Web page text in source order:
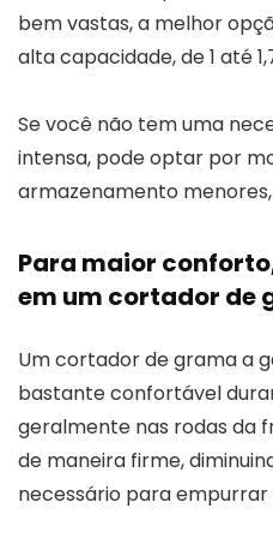
bem vastas, a melhor
alta capacidade, de 1 até
Se você não tem uma
intensa, pode optar por
armazenamento
Para maior
em um cortador de
Um cortador de grama a
bastante confortável
geralmente nas rodas da
de maneira firme,
necessário para